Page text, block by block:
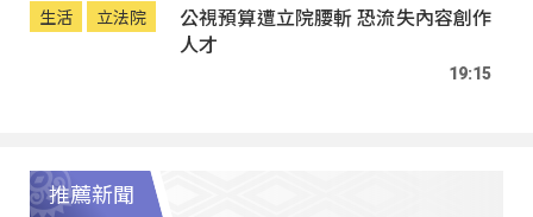
生活 立法院
公視預算遭立院腰斬 恐流失內容創作
人才
19:15
推薦新聞